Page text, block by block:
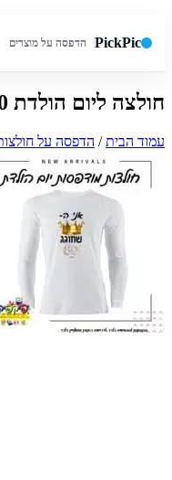
PickPic הדפסה על מוצרים
חולצה ליום הולדת 80
עמוד הבית/ הדפסה על